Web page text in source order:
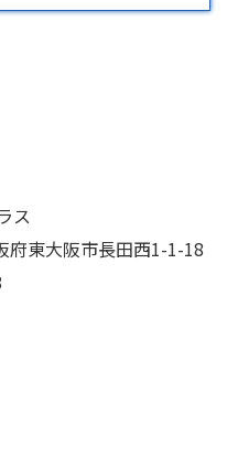
ス
東大阪市長田西1-1-18